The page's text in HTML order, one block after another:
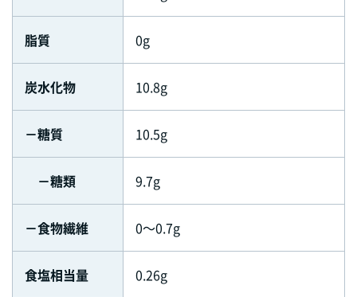
脂質 0g
炭水化物 10.8g
－糖質 10.5g
－糖類 9.7g
－食物繊維 0～0.7g
食塩相当量 0.26g